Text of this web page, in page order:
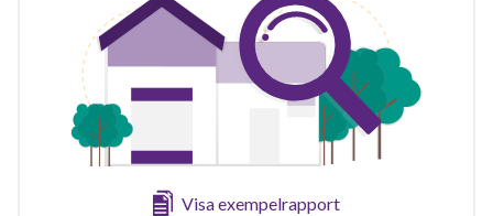
Visa exempelrapport